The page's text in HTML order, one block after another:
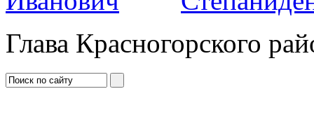
Глава Красногорского